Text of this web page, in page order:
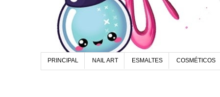
PRINCIPAL NAIL ART ESMALTES COSMÉTICOS